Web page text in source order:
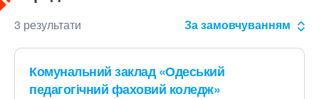
3 результати За замовчуванням
Комунальний заклад «Одеський
педагогічний фаховий коледж»